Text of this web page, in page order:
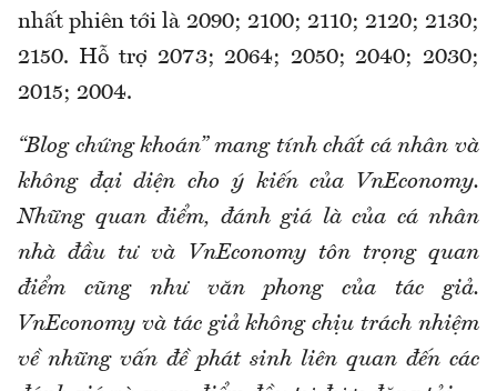
nhất phiên tới là 2090; 2100; 2110; 2120; 2130;
2150. Hỗ trợ 2073; 2064; 2050; 2040; 2030;
2015; 2004.
“Blog chứng khoán” mang tính chất cá nhân và
không đại diện cho ý kiến của VnEconomy.
Những quan điểm, đánh giá là của cá nhân
nhà đầu tư và VnEconomy tôn trọng quan
điểm cũng như văn phong của tác giả.
VnEconomy và tác giả không chịu trách nhiệm
về những vấn đề phát sinh liên quan đến các